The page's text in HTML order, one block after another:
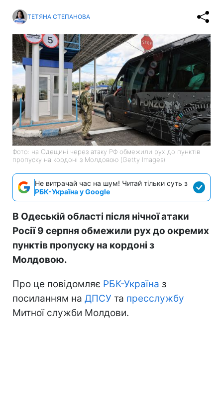
ТЕТЯНА СТЕПАНОВА
Фото: на Одещині через атаку РФ обмежили рух до пунктів
пропуску на кордоні з Молдовою (Getty Images)
Не витрачай час на шум! Читай тільки суть з
РБК-Україна у Google
В Одеській області після нічної атаки
Росії 9 серпня обмежили рух до окремих
пунктів пропуску на кордоні з
Молдовою.
Про це повідомляє РБК-Україна з
посиланням на ДПСУ та пресслужбу
Митної служби Молдови.